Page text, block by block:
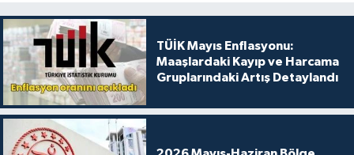
TÜİK Mayıs Enflasyonu:
Maaşlardaki Kayıp ve Harcama
Gruplarındaki Artış Detaylandı